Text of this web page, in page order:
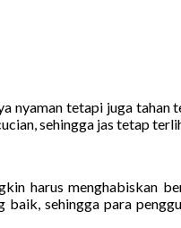
tetapi juga tahan
sehingga jas tetap
harus menghabiskan
sehingga para